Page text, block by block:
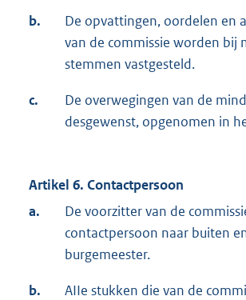
b.
De opvattingen, oordelen en
van de commissie worden bij
stemmen vastgesteld.
c.
De overwegingen van de
desgewenst, opgenomen in
Artikel 6. Contactpersoon
a.
De voorzitter van de
contactpersoon naar buiten
burgemeester.
b.
AIIe stukken die van de